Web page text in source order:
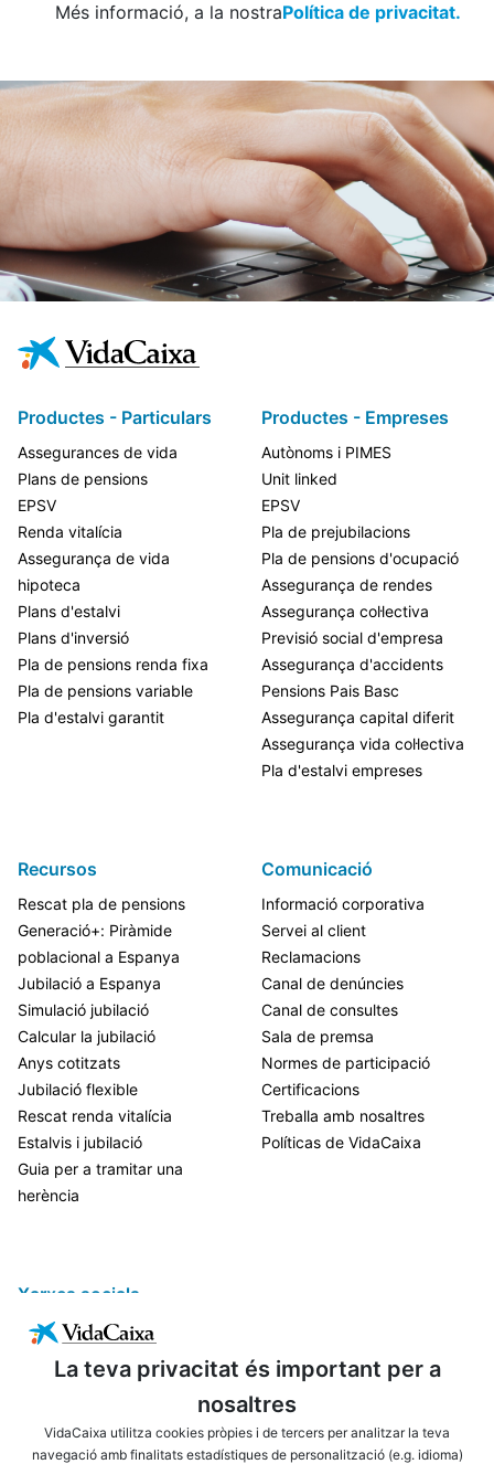
La teva privacitat és important per a
nosaltres
VidaCaixa utilitza cookies pròpies i de tercers per analitzar la teva
navegació amb finalitats estadístiques de personalització (e.g. idioma)
Més informació, a la nostraPolítica de privacitat.
Productes - Particulars
Assegurances de vida
Plans de pensions
EPSV
Renda vitalícia
Assegurança de vida
hipoteca
Plans d'estalvi
Plans d'inversió
Pla de pensions renda fixa
Pla de pensions variable
Pla d'estalvi garantit
Productes - Empreses
Autònoms i PIMES
Unit linked
EPSV
Pla de prejubilacions
Pla de pensions d'ocupació
Assegurança de rendes
Assegurança col·lectiva
Previsió social d'empresa
Assegurança d'accidents
Pensions Pais Basc
Assegurança capital diferit
Assegurança vida col·lectiva
Pla d'estalvi empreses
Recursos
Rescat pla de pensions
Generació+: Piràmide
poblacional a Espanya
Jubilació a Espanya
Simulació jubilació
Calcular la jubilació
Anys cotitzats
Jubilació flexible
Rescat renda vitalícia
Estalvis i jubilació
Guia per a tramitar una
herència
Comunicació
Informació corporativa
Servei al client
Reclamacions
Canal de denúncies
Canal de consultes
Sala de premsa
Normes de participació
Certificacions
Treballa amb nosaltres
Políticas de VidaCaixa
Xarxes socials